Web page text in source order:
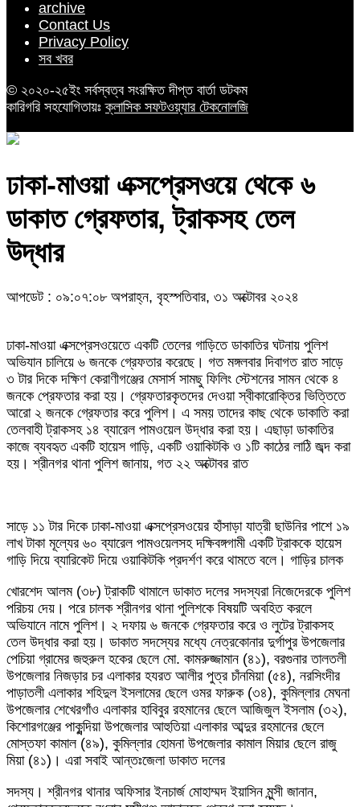
archive
Contact Us
Privacy Policy
সব খবর
© ২০২০-২৫ইং সর্বস্বত্ব সংরক্ষিত দীপ্ত বার্তা ডটকম
কারিগরি সহযোগিতায়ঃক্লাসিক সফটওয়্যার টেকনোলজি
ঢাকা-মাওয়া এক্সপ্রেসওয়ে থেকে ৬
ডাকাত গ্রেফতার, ট্রাকসহ তেল
উদ্ধার
আপডেট : ০৯:০৭:০৮ অপরাহ্ন, বৃহস্পতিবার, ৩১ অক্টোবর ২০২৪
ঢাকা-মাওয়া এক্সপ্রেসওয়েতে একটি তেলের গাড়িতে ডাকাতির ঘটনায় পুলিশ
অভিযান চালিয়ে ৬ জনকে গ্রেফতার করেছে। গত মঙ্গলবার দিবাগত রাত সাড়ে
৩ টার দিকে দক্ষিণ কেরাণীগঞ্জের মেসার্স সামছু ফিলিং স্টেশনের সামন থেকে ৪
জনকে প্রেফতার করা হয়। গ্রেফতারকৃতদের দেওয়া স্বীকারোক্তির ভিত্তিতে
আরো ২ জনকে গ্রেফতার করে পুলিশ। এ সময় তাদের কাছ থেকে ডাকাতি করা
তেলবাহী ট্রাকসহ ১৪ ব্যারেল পামওয়েল উদ্ধার করা হয়। এছাড়া ডাকাতির
কাজে ব্যবহৃত একটি হায়েস গাড়ি, একটি ওয়াকিটকি ও ১টি কাঠের লাঠি জব্দ করা
হয়। শ্রীনগর থানা পুলিশ জানায়, গত ২২ অক্টোবর রাত
সাড়ে ১১ টার দিকে ঢাকা-মাওয়া এক্সপ্রেসওয়ের হাঁসাড়া যাত্রী ছাউনির পাশে ১৯
লাখ টাকা মূল্যের ৬০ ব্যারেল পামওয়েলসহ দক্ষিবঙ্গগামী একটি ট্রাককে হায়েস
গাড়ি দিয়ে ব্যারিকেট দিয়ে ওয়াকিটকি প্রদর্শণ করে থামতে বলে। গাড়ির চালক
খোরশেদ আলম (৩৮) ট্রাকটি থামালে ডাকাত দলের সদস্যরা নিজেদেরকে পুলিশ
পরিচয় দেয়। পরে চালক শ্রীনগর থানা পুলিশকে বিষয়টি অবহিত করলে
অভিযানে নামে পুলিশ। ২ দফায় ৬ জনকে গ্রেফতার করে ও লুটের ট্রাকসহ
তেল উদ্ধার করা হয়। ডাকাত সদস্যের মধ্যে নেত্রকোনার দুর্গাপুর উপজেলার
পেচিয়া গ্রামের জহুরুল হকের ছেলে মো. কামরুজ্জামান (৪১), বরগুনার তালতলী
উপজেলার নিজড়ার চর এলাকার হযরত আলীর পুত্র চাঁনমিয়া (৫৪), নরসিংদীর
পাড়াতলী এলাকার শহিদুল ইসলামের ছেলে ওমর ফারুক (৩৪), কুমিল্লার মেঘনা
উপজেলার শেখেরগাঁও এলাকার হাবিবুর রহমানের ছেলে আজিজুল ইসলাম (৩২),
কিশোরগঞ্জের পাকুন্দিয়া উপজেলার আহুতিয়া এলাকার আব্দুর রহমানের ছেলে
মোস্তফা কামাল (৪৯), কুমিল্লার হোমনা উপজেলার কামাল মিয়ার ছেলে রাজু
মিয়া (৪১)। এরা সবাই আন্তঃজেলা ডাকাত দলের
সদস্য। শ্রীনগর থানার অফিসার ইনচার্জ মোহাম্মদ ইয়াসিন মুন্সী জানান,